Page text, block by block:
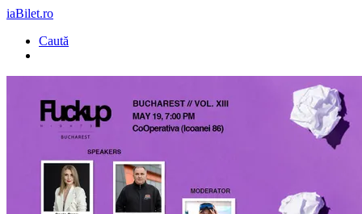
iaBilet.ro
Caută